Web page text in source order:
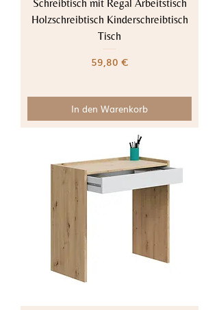
Schreibtisch mit Regal Arbeitstisch
Holzschreibtisch Kinderschreibtisch
Tisch
Preis
59,80 €
In den Warenkorb